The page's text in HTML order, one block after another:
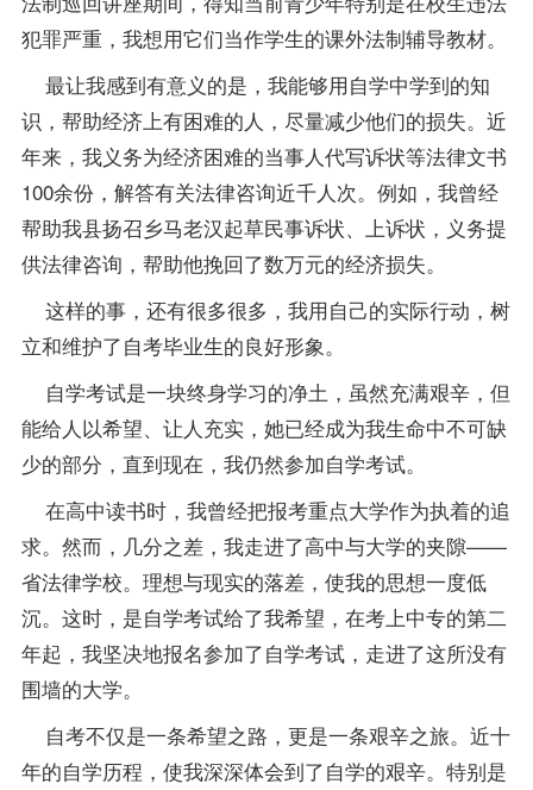
犯罪严重，我想用它们当作学生的课外法制辅导教材。
最让我感到有意义的是，我能够用自学中学到的知
识，帮助经济上有困难的人，尽量减少他们的损失。近
年来，我义务为经济困难的当事人代写诉状等法律文书
100余份，解答有关法律咨询近千人次。例如，我曾经
帮助我县扬召乡马老汉起草民事诉状、上诉状，义务提
供法律咨询，帮助他挽回了数万元的经济损失。
这样的事，还有很多很多，我用自己的实际行动，树
立和维护了自考毕业生的良好形象。
自学考试是一块终身学习的净土，虽然充满艰辛，但
能给人以希望、让人充实，她已经成为我生命中不可缺
少的部分，直到现在，我仍然参加自学考试。
在高中读书时，我曾经把报考重点大学作为执着的追
求。然而，几分之差，我走进了高中与大学的夹隙——
省法律学校。理想与现实的落差，使我的思想一度低
沉。这时，是自学考试给了我希望，在考上中专的第二
年起，我坚决地报名参加了自学考试，走进了这所没有
围墙的大学。
自考不仅是一条希望之路，更是一条艰辛之旅。近十
年的自学历程，使我深深体会到了自学的艰辛。特别是